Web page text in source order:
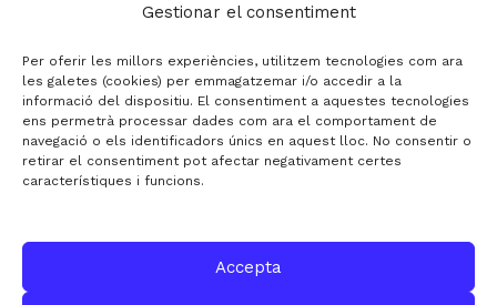
Gestionar el consentiment
Per oferir les millors experiències, utilitzem tecnologies com ara
les galetes (cookies) per emmagatzemar i/o accedir a la
informació del dispositiu. El consentiment a aquestes tecnologies
ens permetrà processar dades com ara el comportament de
navegació o els identificadors únics en aquest lloc. No consentir o
retirar el consentiment pot afectar negativament certes
característiques i funcions.
Accepta
Datos de mercado
Automobile Talks